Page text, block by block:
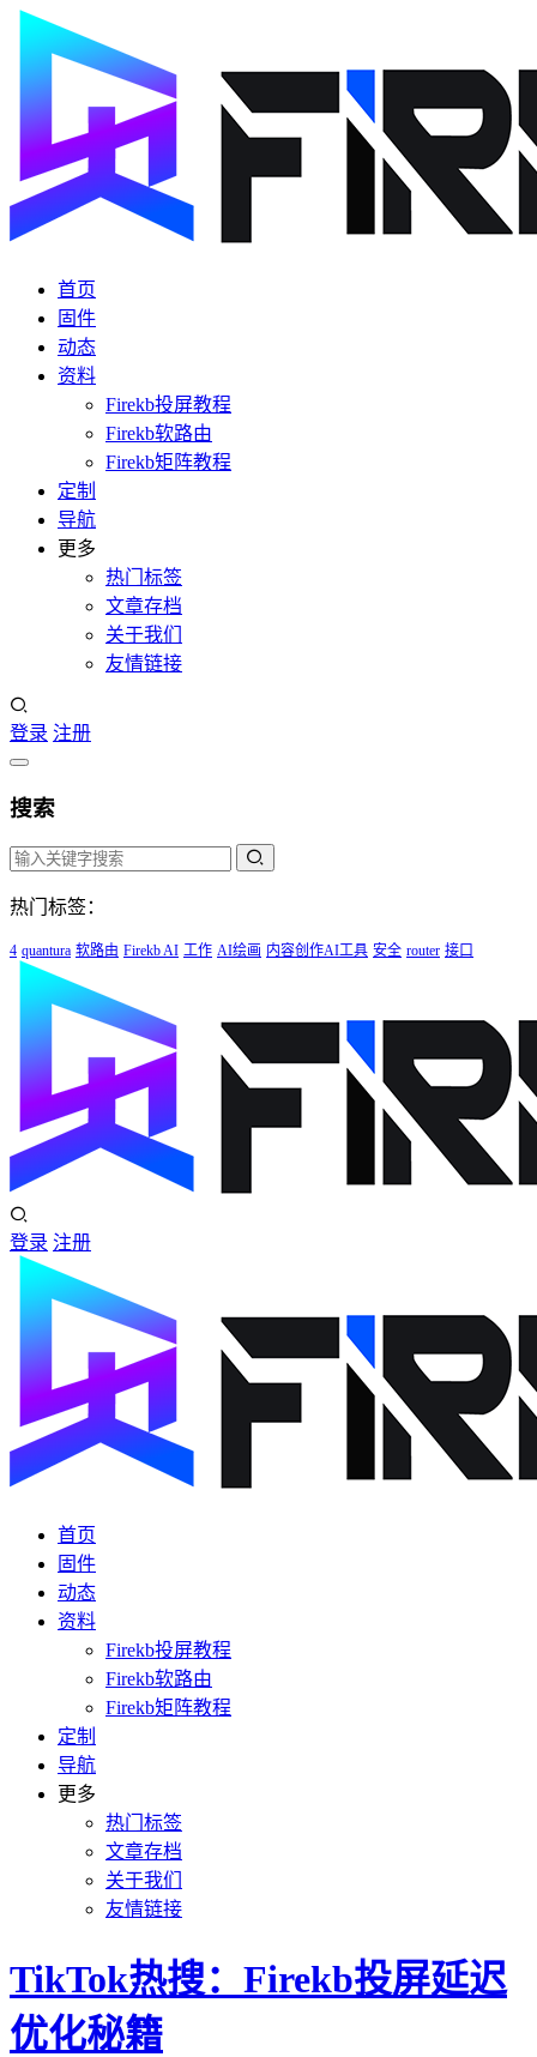
首页
固件
动态
资料
Firekb投屏教程
Firekb软路由
Firekb矩阵教程
定制
导航
更多
热门标签
文章存档
关于我们
友情链接
登录 注册
搜索
热门标签：
4 quantura 软路由 Firekb AI 工作 AI绘画 内容创作AI工具 安全 router 接口
登录 注册
首页
固件
动态
资料
Firekb投屏教程
Firekb软路由
Firekb矩阵教程
定制
导航
更多
热门标签
文章存档
关于我们
友情链接
TikTok热搜：Firekb投屏延迟
优化秘籍